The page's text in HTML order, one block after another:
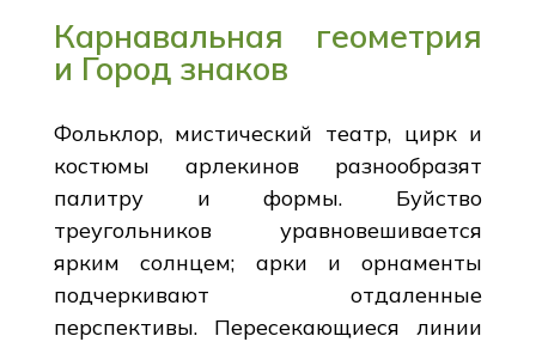
Карнавальная геометрия
и Город знаков
Фольклор, мистический театр, цирк и
костюмы арлекинов разнообразят
палитру и формы. Буйство
треугольников уравновешивается
ярким солнцем; арки и орнаменты
подчеркивают отдаленные
перспективы. Пересекающиеся линии